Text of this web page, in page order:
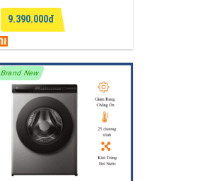
9.390.000đ
Brand New